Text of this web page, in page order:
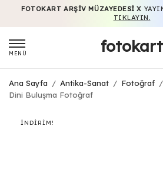
FOTOKART ARŞIV MÜZAYEDESI X
TIKLAYIN.
MENÜ fotokart
Ana Sayfa / Antika-Sanat / Fotoğraf /
Dini Buluşma Fotoğraf
İNDIRIM!